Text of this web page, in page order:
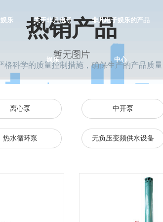
乐 关于非凡电子
娱乐
非凡电子娱乐的产品
中心
热销产品
格科学的质量控制措施，确保生产的产品质量
离心泵 中开泵
热水循环泵 无负压变频供水设备